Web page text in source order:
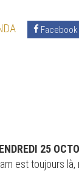
25
est toujours